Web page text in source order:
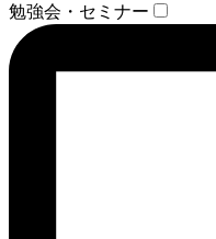
勉強会・セミナー